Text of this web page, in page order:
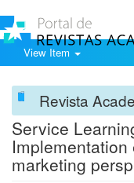
View Item
Revista
Service
marketing